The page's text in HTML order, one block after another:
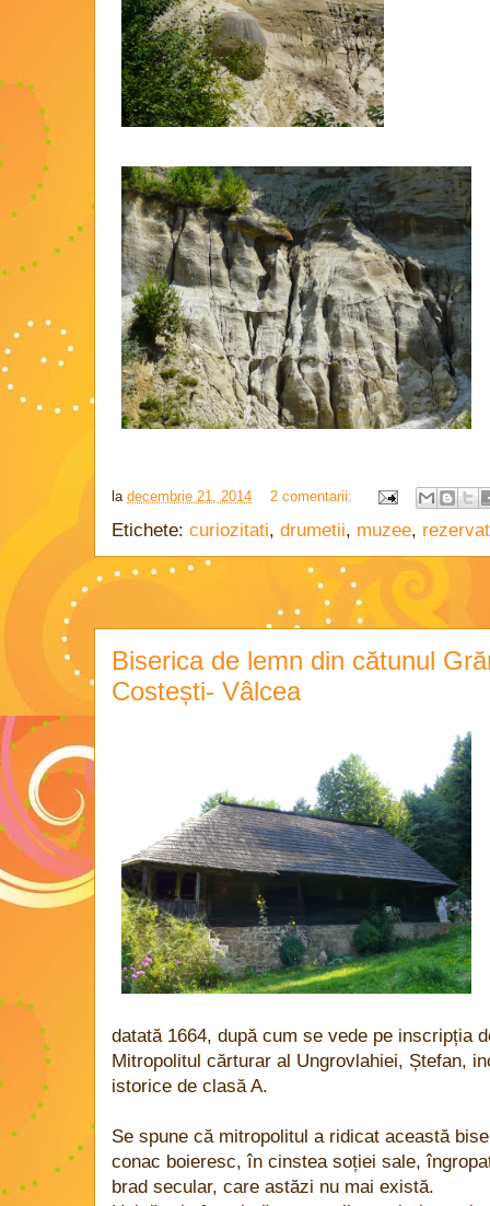
la decembrie 21, 2014 2 comentarii:
Etichete: curiozitati, drumetii, muzee,
Biserica de lemn din cătunul
Costești- Vâlcea
datată 1664, după cum se vede pe inscripția
Mitropolitul cărturar al Ungrovlahiei, Ștefan,
istorice de clasă A.
Se spune că mitropolitul a ridicat această
conac boieresc, în cinstea soției sale,
brad secular, care astăzi nu mai există.